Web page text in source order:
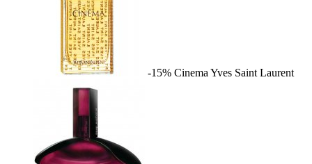
-15% Cinema Yves Saint Laurent